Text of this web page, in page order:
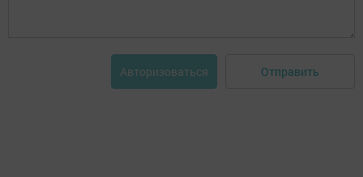
Авторизоваться Отправить